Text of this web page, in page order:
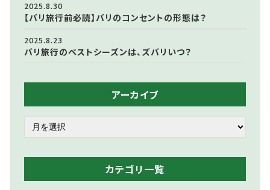
2025.8.30
【バリ旅行前必読】バリのコンセントの形態は？
2025.8.23
バリ旅行のベストシーズンは、ズバリいつ？
アーカイブ
カテゴリ一覧